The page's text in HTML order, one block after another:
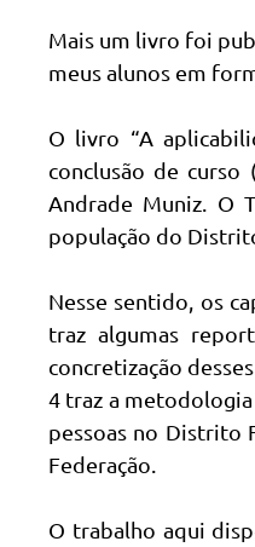
Mais um livro foi
meus alunos em
O livro “A
conclusão de curso
Andrade Muniz. O
população do
Nesse sentido, os
traz algumas
concretização
4 traz a
pessoas no Distrito
Federação.
O trabalho aqui